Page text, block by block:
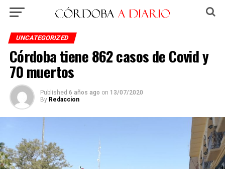
UNCATEGORIZED
Córdoba tiene 862 casos de Covid y
70 muertos
Published 6 años ago on 13/07/2020
By Redaccion